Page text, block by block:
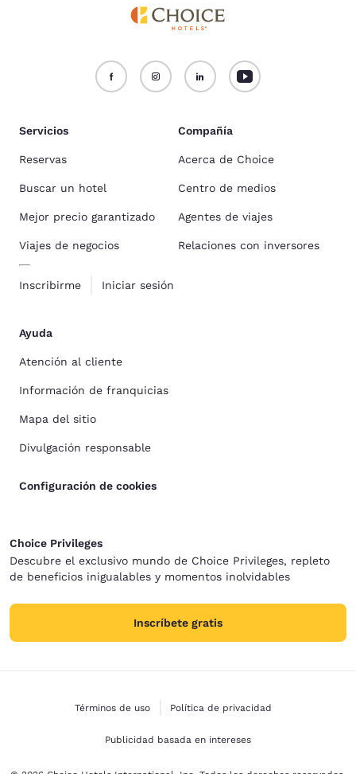
Servicios
Reservas
Buscar un hotel
Mejor precio garantizado
Viajes de negocios
Inscribirme Iniciar sesión
Compañía
Acerca de Choice
Centro de medios
Agentes de viajes
Relaciones con inversores
Ayuda
Atención al cliente
Información de franquicias
Mapa del sitio
Divulgación responsable
Configuración de cookies
Choice Privileges
Descubre el exclusivo mundo de Choice Privileges, repleto
de beneficios inigualables y momentos inolvidables
Inscríbete gratis
Términos de uso Política de privacidad
Publicidad basada en intereses